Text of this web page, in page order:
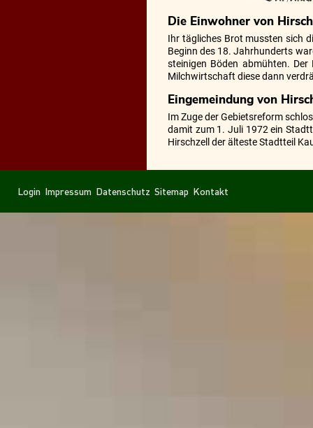
Die Einwohner von
Ihr tägliches Brot mussten sich
Beginn des 18. Jahrhunderts
steinigen Böden abmühten.
Milchwirtschaft diese dann
Eingemeindung von
Im Zuge der Gebietsreform
damit zum 1. Juli 1972 ein
Hirschzell der älteste Stadtteil
Navigation
überspringen
Login Impressum Datenschutz Navigation
überspringen
Sitemap Kontakt